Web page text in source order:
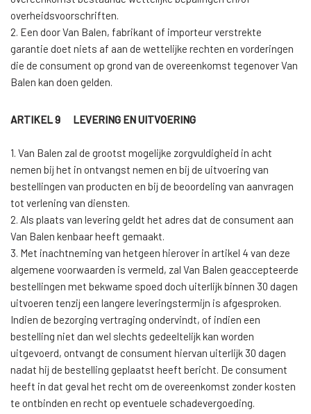
overheidsvoorschriften.
2. Een door Van Balen, fabrikant of importeur verstrekte
garantie doet niets af aan de wettelijke rechten en vorderingen
die de consument op grond van de overeenkomst tegenover Van
Balen kan doen gelden.
ARTIKEL 9 LEVERING EN UITVOERING
1. Van Balen zal de grootst mogelijke zorgvuldigheid in acht
nemen bij het in ontvangst nemen en bij de uitvoering van
bestellingen van producten en bij de beoordeling van aanvragen
tot verlening van diensten.
2. Als plaats van levering geldt het adres dat de consument aan
Van Balen kenbaar heeft gemaakt.
3. Met inachtneming van hetgeen hierover in artikel 4 van deze
algemene voorwaarden is vermeld, zal Van Balen geaccepteerde
bestellingen met bekwame spoed doch uiterlijk binnen 30 dagen
uitvoeren tenzij een langere leveringstermijn is afgesproken.
Indien de bezorging vertraging ondervindt, of indien een
bestelling niet dan wel slechts gedeeltelijk kan worden
uitgevoerd, ontvangt de consument hiervan uiterlijk 30 dagen
nadat hij de bestelling geplaatst heeft bericht. De consument
heeft in dat geval het recht om de overeenkomst zonder kosten
te ontbinden en recht op eventuele schadevergoeding.